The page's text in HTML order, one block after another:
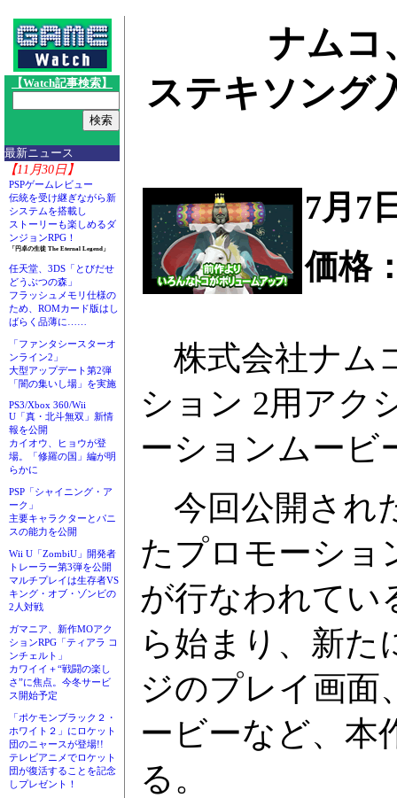
【Watch記事検索】
最新ニュース
【11月30日】
PSPゲームレビュー
伝統を受け継ぎながら新
システムを搭載し
ストーリーも楽しめるダ
ンジョンRPG！
「円卓の生徒 The Eternal Legend」
任天堂、3DS「とびだせ
どうぶつの森」
フラッシュメモリ仕様の
ため、ROMカード版はし
ばらく品薄に……
「ファンタシースターオ
ンライン2」
大型アップデート第2弾
「闇の集いし場」を実施
PS3/Xbox 360/Wii
U「真・北斗無双」新情
報を公開
カイオウ、ヒョウが登
場。「修羅の国」編が明
らかに
PSP「シャイニング・ア
ーク」
主要キャラクターとパニ
スの能力を公開
Wii U「ZombiU」開発者
トレーラー第3弾を公開
マルチプレイは生存者VS
キング・オブ・ゾンビの
2人対戦
ガマニア、新作MOアク
ションRPG「ティアラ コ
ンチェルト」
カワイイ＋“戦闘の楽し
さ”に焦点。今冬サービ
ス開始予定
「ポケモンブラック２・
ホワイト２」にロケット
団のニャースが登場!!
テレビアニメでロケット
団が復活することを記念
しプレゼント！
ナムコ
ステキソング
7月7
価格
株式会社ナム
ション 2用アク
ーションムービ
今回公開され
たプロモーショ
が行なわれてい
ら始まり、新た
ジのプレイ画面
ービーなど、本
る。